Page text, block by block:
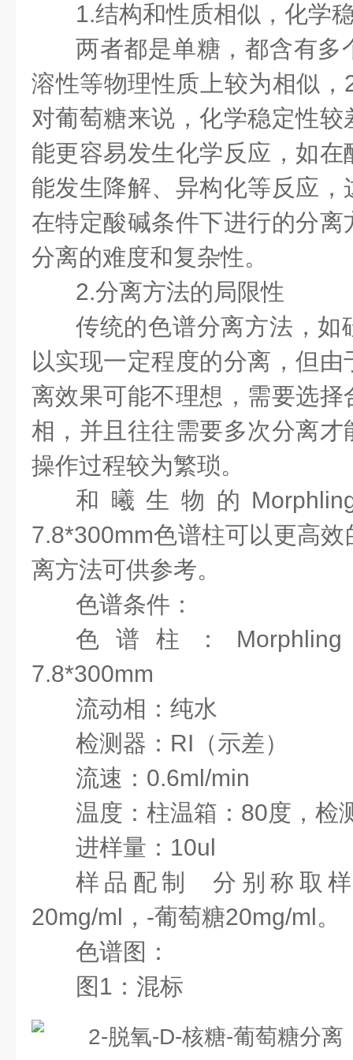
1.结构和性质相似，化学
两者都是单糖，都含有多
溶性等物理性质上较为相似
对葡萄糖来说，化学稳定性
能更容易发生化学反应，如
能发生降解、异构化等反应
在特定酸碱条件下进行的分
分离的难度和复杂性。
2.分离方法的局限性
传统的色谱分离方法，如
以实现一定程度的分离，但
离效果可能不理想，需要选
相，并且往往需要多次分离
操作过程较为繁琐。
和曦生物的
7.8*300mm色谱柱可以更高
离方法可供参考。
色谱条件 ：
色谱柱：
7.8*300mm
流动相：纯水
检测器： RI （示差）
流速： 0.6ml/min
温度：柱温箱： 80度，检
进样量： 10ul
样品配制
分别称取
20mg/ml ， -葡萄糖20mg/ml。
色谱图：
图1：混标